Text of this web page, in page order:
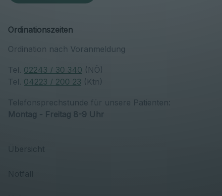
Ordinationszeiten
Ordination nach Voranmeldung
Tel. 02243 / 30 340 (NÖ)
Tel. 04223 / 200 23 (Ktn)
Telefonsprechstunde für unsere Patienten:
Montag - Freitag 8-9 Uhr
Übersicht
Notfall